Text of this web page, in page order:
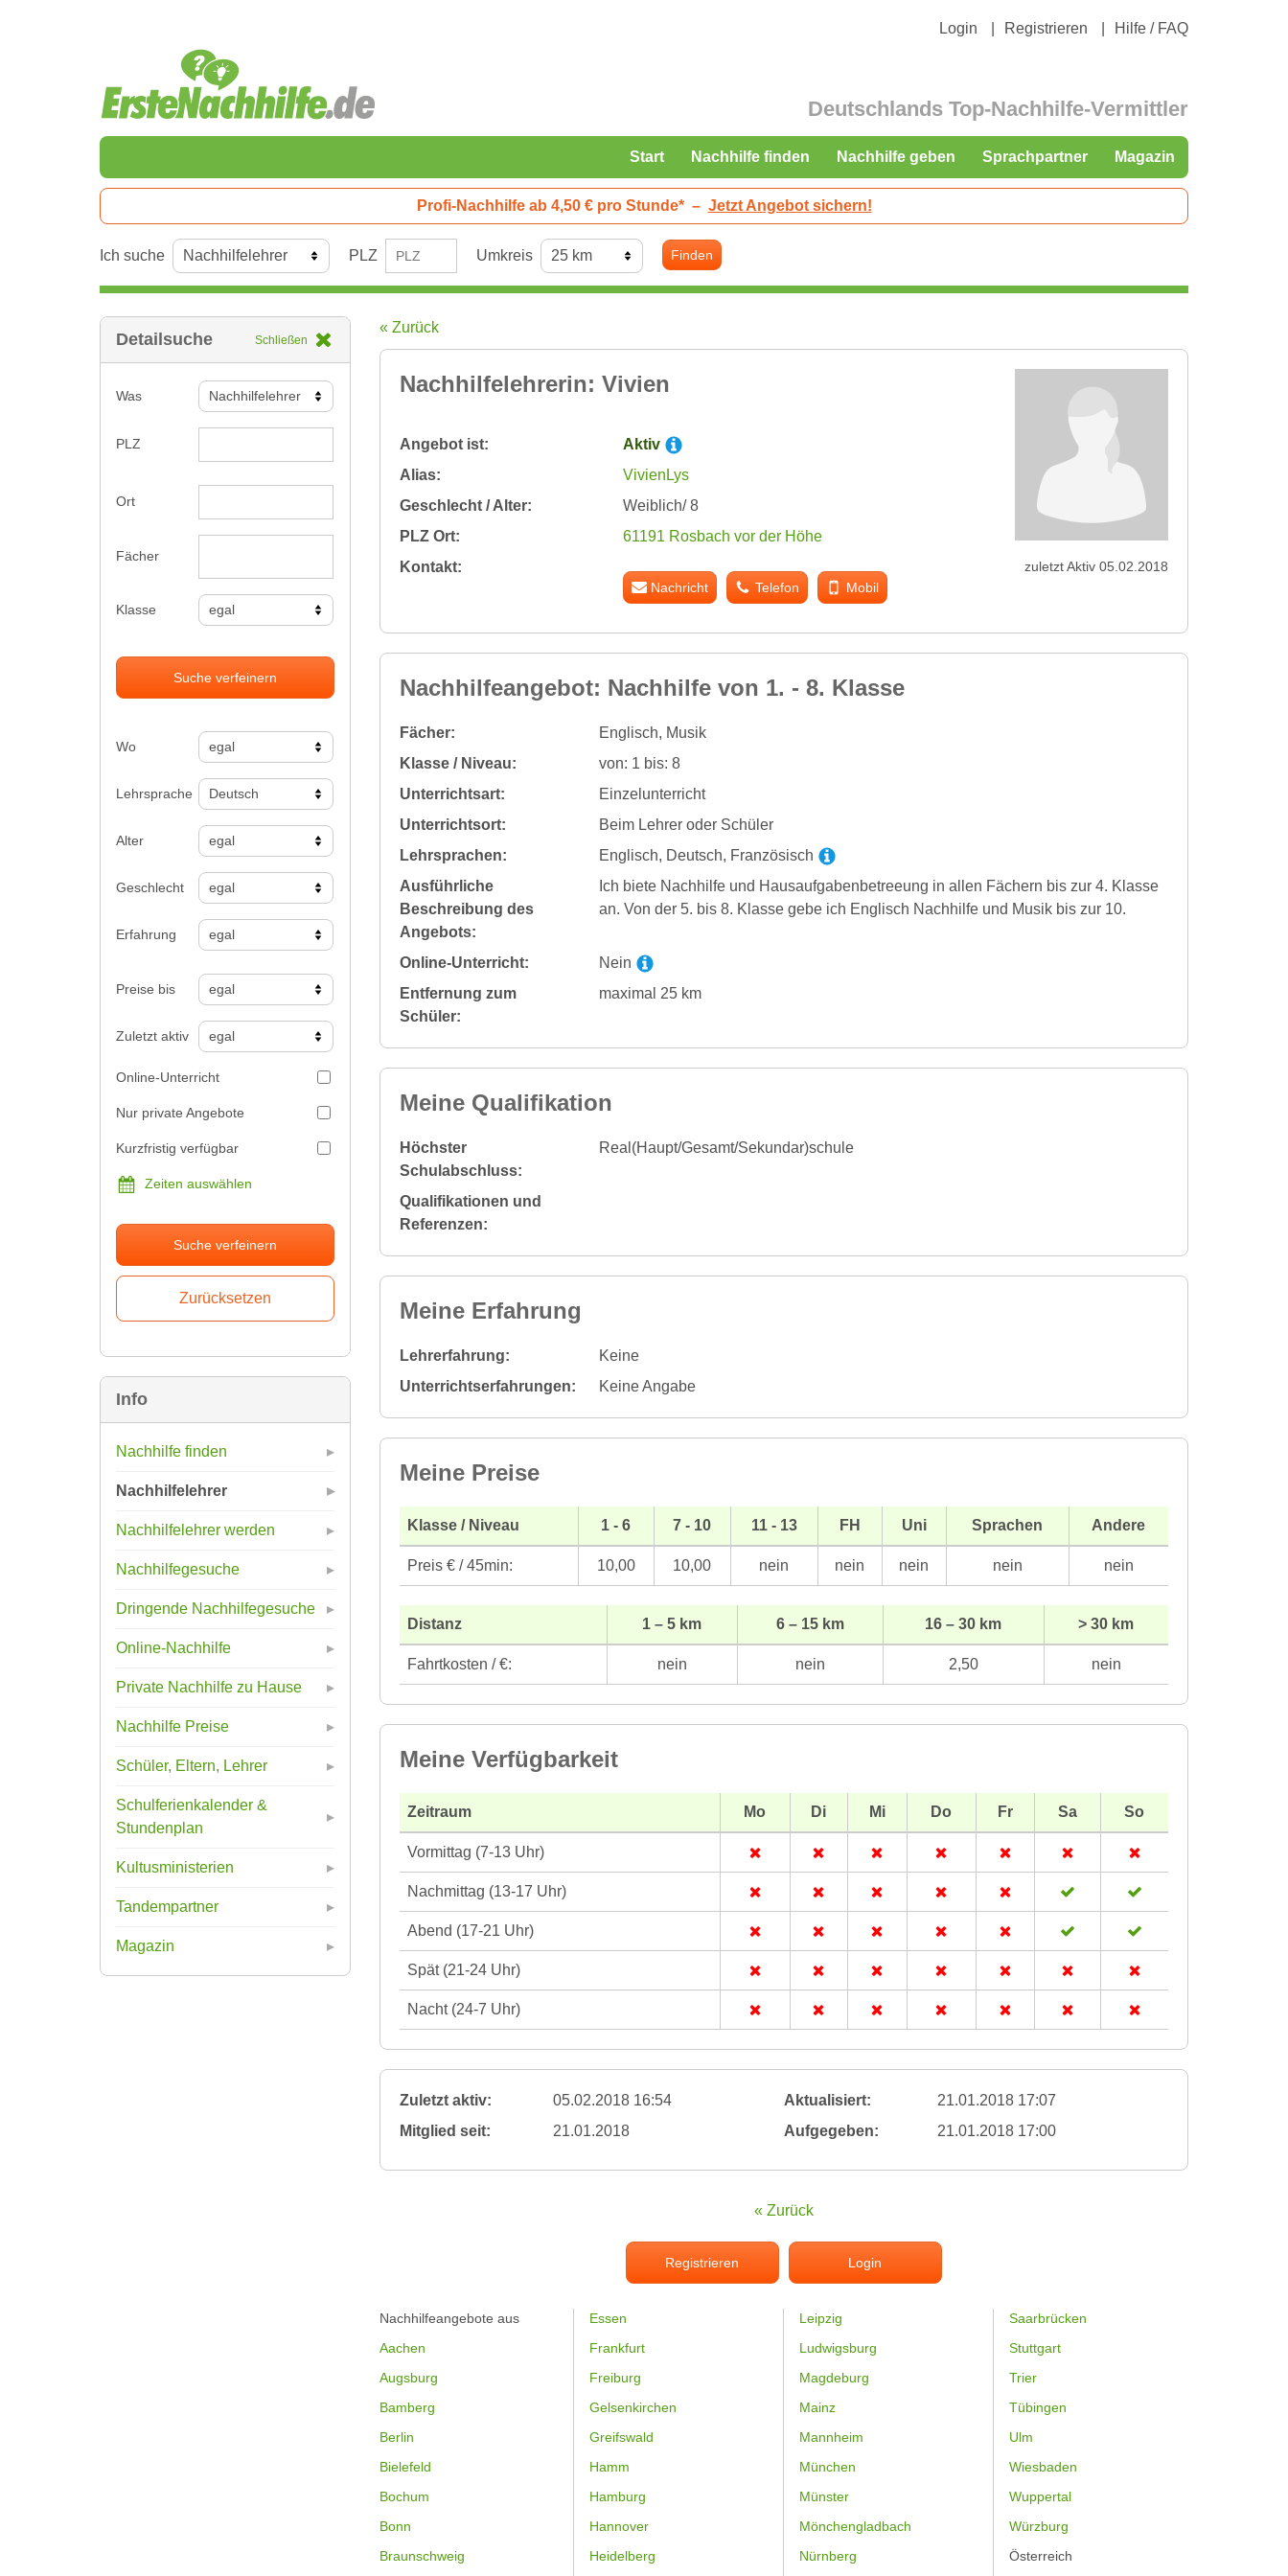
Login Registrieren Hilfe / FAQ
Deutschlands Top-Nachhilfe-Vermittler
Start Nachhilfe finden Nachhilfe geben Sprachpartner Magazin
Profi-Nachhilfe ab 4,50 € pro Stunde* – Jetzt Angebot sichern!
Ich suche PLZ Umkreis Finden
Detailsuche Schließen
Was
PLZ
Ort
Fächer
Klasse
Suche verfeinern
Wo
Lehrsprache
Alter
Geschlecht
Erfahrung
Preise bis
Zuletzt aktiv
Online-Unterricht
Nur private Angebote
Kurzfristig verfügbar
Zeiten auswählen
Suche verfeinern
Info
Nachhilfe finden
Nachhilfelehrer
Nachhilfelehrer werden
Nachhilfegesuche
Dringende Nachhilfegesuche
Online-Nachhilfe
Private Nachhilfe zu Hause
Nachhilfe Preise
Schüler, Eltern, Lehrer
Schulferienkalender &
Stundenplan
Kultusministerien
Tandempartner
Magazin
« Zurück
Nachhilfelehrerin: Vivien
Angebot ist:
Aktiv
Alias:
VivienLys
Geschlecht / Alter:
Weiblich/ 8
PLZ Ort:
61191 Rosbach vor der Höhe
Kontakt:
Nachricht Telefon Mobil
zuletzt Aktiv 05.02.2018
Nachhilfeangebot: Nachhilfe von 1. - 8. Klasse
Fächer:
Englisch, Musik
Klasse / Niveau:
von: 1 bis: 8
Unterrichtsart:
Einzelunterricht
Unterrichtsort:
Beim Lehrer oder Schüler
Lehrsprachen:
Englisch, Deutsch, Französisch
Ausführliche
Beschreibung des
Angebots:
Ich biete Nachhilfe und Hausaufgabenbetreeung in allen Fächern bis zur 4. Klasse
an. Von der 5. bis 8. Klasse gebe ich Englisch Nachhilfe und Musik bis zur 10.
Online-Unterricht:
Nein
Entfernung zum
Schüler:
maximal 25 km
Meine Qualifikation
Höchster
Schulabschluss:
Real(Haupt/Gesamt/Sekundar)schule
Qualifikationen und
Referenzen:
Meine Erfahrung
Lehrerfahrung:
Keine
Unterrichtserfahrungen:
Keine Angabe
Meine Preise
Klasse / Niveau 1 - 6 7 - 10 11 - 13 FH Uni Sprachen Andere
Preis € / 45min: 10,00 10,00 nein nein nein nein nein
Distanz 1 – 5 km 6 – 15 km 16 – 30 km > 30 km
Fahrtkosten / €: nein nein 2,50 nein
Meine Verfügbarkeit
Zeitraum Mo Di Mi Do Fr Sa So
Vormittag (7-13 Uhr)
Nachmittag (13-17 Uhr)
Abend (17-21 Uhr)
Spät (21-24 Uhr)
Nacht (24-7 Uhr)
Zuletzt aktiv: 05.02.2018 16:54 Aktualisiert:
21.01.2018 17:07
Mitglied seit:
21.01.2018 Aufgegeben: 21.01.2018 17:00
« Zurück
Registrieren Login
Nachhilfeangebote aus
Aachen
Augsburg
Bamberg
Berlin
Bielefeld
Bochum
Bonn
Braunschweig
Essen
Frankfurt
Freiburg
Gelsenkirchen
Greifswald
Hamm
Hamburg
Hannover
Heidelberg
Leipzig
Ludwigsburg
Magdeburg
Mainz
Mannheim
München
Münster
Mönchengladbach
Nürnberg
Saarbrücken
Stuttgart
Trier
Tübingen
Ulm
Wiesbaden
Wuppertal
Würzburg
Österreich